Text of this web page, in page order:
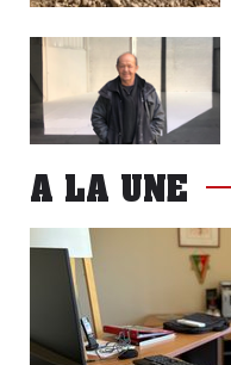
A LA UNE